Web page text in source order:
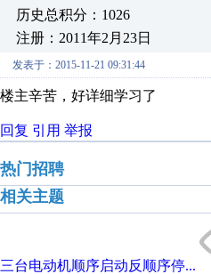
历史总积分：1026
注册：2011年2月23日
发表于：2015-11-21 09:31:44
楼主辛苦，好详细学习了
回复 引用 举报
热门招聘
相关主题
三台电动机顺序启动反顺序停...